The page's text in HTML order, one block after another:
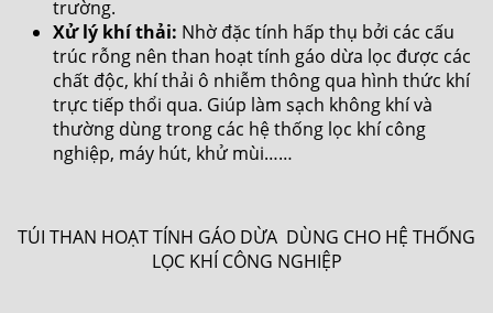
trường.
Xử lý khí thải: Nhờ đặc tính hấp thụ bởi các cấu
trúc rỗng nên than hoạt tính gáo dừa lọc được các
chất độc, khí thải ô nhiễm thông qua hình thức khí
trực tiếp thổi qua. Giúp làm sạch không khí và
thường dùng trong các hệ thống lọc khí công
nghiệp, máy hút, khử mùi……
TÚI THAN HOẠT TÍNH GÁO DỪA DÙNG CHO HỆ THỐNG
LỌC KHÍ CÔNG NGHIỆP